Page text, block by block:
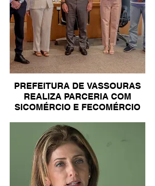
PREFEITURA DE VASSOURAS
REALIZA PARCERIA COM
SICOMÉRCIO E FECOMÉRCIO